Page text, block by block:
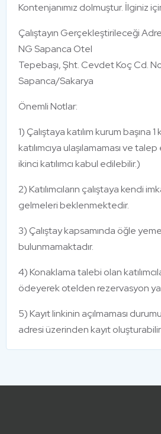
Kontenjanımız dolmuştur. İlginiz
Çalıştayın Gerçekleştirileceği
NG Sapanca Otel
Tepebaşı, Şht. Cevdet Koç Cd.
Sapanca/Sakarya
Önemli Notlar:
1) Çalıştaya katılım kurum başına 1
katılımcıya ulaşılamaması ve
ikinci katılımcı kabul edilebilir.)
2) Katılımcıların çalıştaya kendi
gelmeleri beklenmektedir.
3) Çalıştay kapsamında öğle
bulunmamaktadır.
4) Konaklama talebi olan
ödeyerek otelden rezervasyon
5) Kayıt linkinin açılmaması
adresi üzerinden kayıt